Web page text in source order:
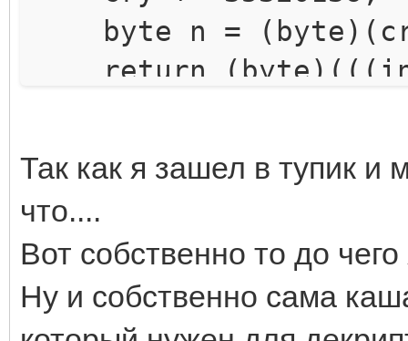
byte n =
return
byte[]
UnkKey)
{
byte[] Array = new
Так как я зашел в тупик и
что....
Вот собственно то до
Ну и собственно сама